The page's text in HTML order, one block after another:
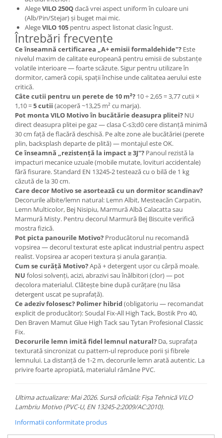
AlegeVILO 250Qdacă vrei aspect uniform în culoare uni
(Alb/Pin/Stejar) și buget mai mic.
AlegeVILO 105 pentru aspect listonat clasic îngust.
Întrebări frecvente
Ce înseamnă certificarea „A+ emisii formaldehide"? Este
nivelul maxim de calitate europeană pentru emisii de substanțe
volatile interioare — foarte scăzute. Sigur pentru utilizare în
dormitor, cameră copii, spații închise unde calitatea aerului este
critică.
Câte cutii pentru un perete de 10 m²? 10 ÷ 2,65 = 3,77 cutii ×
1,10 =5 cutii (acoperă ~13,25 m² cu marja).
Pot monta VILO Motivo în bucătărie deasupra plitei? NU
direct deasupra plitei pe gaz — clasa C-s3;d0 cere distanță minimă
30 cm față de flacără deschisă. Pe alte zone ale bucătăriei (perete
plin, backsplash departe de plită) — montajul este OK.
Ce înseamnă „rezistență la impact ≥ 3J"? Panoul rezistă la
impacturi mecanice uzuale (mobile mutate, lovituri accidentale)
fără fisurare. Standard EN 13245-2 testează cu o bilă de 1 kg
căzută de la 30 cm.
Care decor Motivo se asortează cu un dormitor scandinav?
Decorurile albite/lemn natural: Lemn Albit, Mesteacăn Carpatin,
Lemn Multicolor, Bej Nisipiu, Marmură Albă Calacatta sau
Marmură Misty. Pentru decorul Marmură Bej Biscuite verifică
mostra fizică.
Pot picta panourile Motivo? Producătorul nu recomandă
vopsirea — decorul texturat este aplicat industrial pentru aspect
realist. Vopsirea ar acoperi textura și anula garanția.
Cum se curăță Motivo?Apă + detergent ușor cu cârpă moale.
NU folosi solvenți, acizi, abrazivi sau înălbitori (clor) — pot
decolora materialul. Clătește bine după curățare (nu lăsa
detergent uscat pe suprafață).
Ce adeziv folosesc? Polimer hibrid(obligatoriu — recomandat
explicit de producător): Soudal Fix-All High Tack, Bostik Pro 40,
Den Braven Mamut Glue High Tack sau Tytan Profesional Classic
Fix.
Decorurile lemn imită fidel lemnul natural? Da, suprafața
texturată sincronizat cu pattern-ul reproduce porii și fibrele
lemnului. La distanță de 1-2 m, decorurile lemn arată autentic. La
privire foarte apropiată, materialul rămâne PVC.
Ultima actualizare: Mai 2026. Sursă oficială: Fișa Tehnică VILO
Lambriu Motivo (PVC-U, EN 13245-2:2009/AC:2010).
Informatii conformitate produs